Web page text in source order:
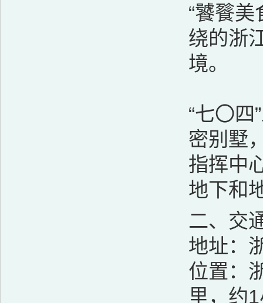
“饕餮
绕的浙
境。
“七〇
密别墅
指挥中
地下和
二、交
地址：
位置：
里，约